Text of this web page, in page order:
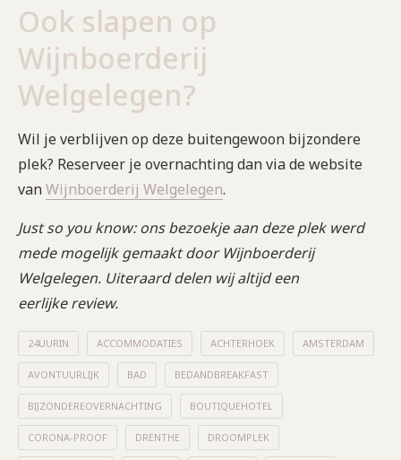
Ook slapen op
Wijnboerderij
Welgelegen?
Wil je verblijven op deze buitengewoon bijzondere
plek? Reserveer je overnachting dan via de website
vanWijnboerderij Welgelegen.
Just so you know: ons bezoekje aan deze plek werd
mede mogelijk gemaakt door Wijnboerderij
Welgelegen. Uiteraard delen wij altijd een
eerlijke review.
24UURIN ACCOMMODATIES ACHTERHOEK AMSTERDAM
AVONTUURLIJK BAD BEDANDBREAKFAST
BIJZONDEREOVERNACHTING BOUTIQUEHOTEL
CORONA-PROOF DRENTHE DROOMPLEK